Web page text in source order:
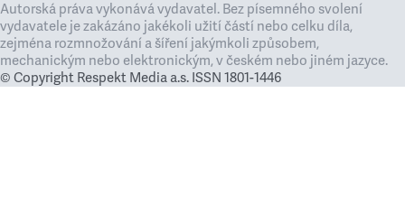
Autorská práva vykonává vydavatel. Bez písemného svolení
vydavatele je zakázáno jakékoli užití částí nebo celku díla,
zejména rozmnožování a šíření jakýmkoli způsobem,
mechanickým nebo elektronickým, v českém nebo jiném jazyce.
© Copyright Respekt Media a.s. ISSN 1801-1446